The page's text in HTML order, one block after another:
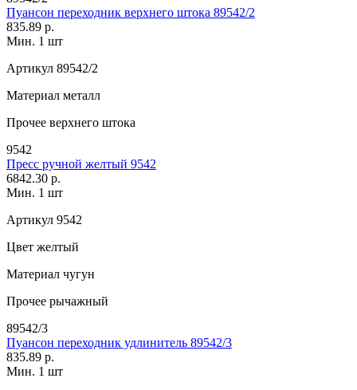
Пуансон переходник верхнего штока 89542/2
835.89 р.
Мин. 1 шт
Артикул 89542/2
Материал металл
Прочее верхнего штока
9542
Пресс ручной желтый 9542
6842.30 р.
Мин. 1 шт
Артикул 9542
Цвет желтый
Материал чугун
Прочее рычажный
89542/3
Пуансон переходник удлинитель 89542/3
835.89 р.
Мин. 1 шт